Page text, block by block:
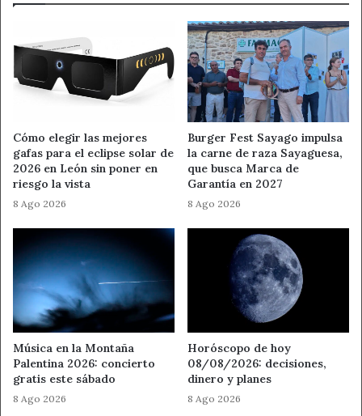
Cómo elegir las mejores
gafas para el eclipse solar de
2026 en León sin poner en
riesgo la vista
8 Ago 2026
Burger Fest Sayago impulsa
la carne de raza Sayaguesa,
que busca Marca de
Garantía en 2027
8 Ago 2026
Música en la Montaña
Palentina 2026: concierto
gratis este sábado
8 Ago 2026
Horóscopo de hoy
08/08/2026: decisiones,
dinero y planes
8 Ago 2026